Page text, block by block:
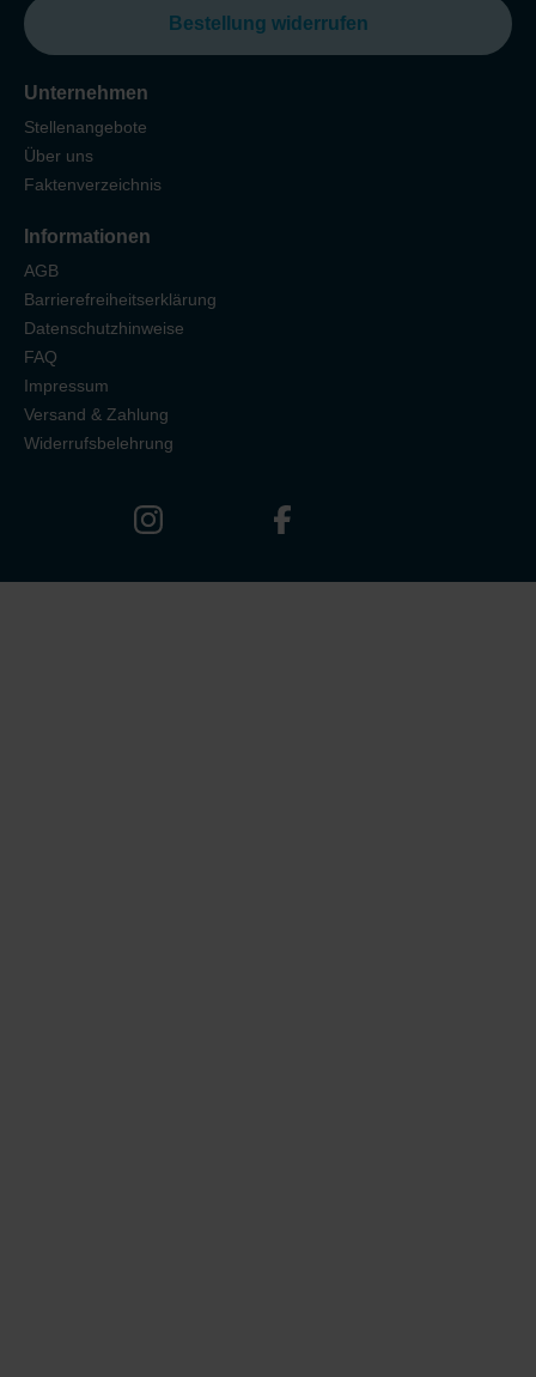
Bestellung widerrufen
Unternehmen
Stellenangebote
Über uns
Faktenverzeichnis
Informationen
AGB
Barrierefreiheitserklärung
Datenschutzhinweise
FAQ
Impressum
Versand & Zahlung
Widerrufsbelehrung